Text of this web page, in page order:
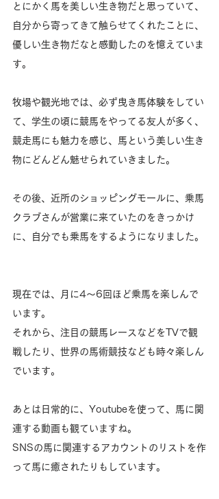
とにかく馬を美しい生き物だと思っていて、
自分から寄ってきて触らせてくれたことに、
優しい生き物だなと感動したのを憶えていま
す。
牧場や観光地では、必ず曳き馬体験をしてい
て、学生の頃に競馬をやってる友人が多く、
競走馬にも魅力を感じ、馬という美しい生き
物にどんどん魅せられていきました。
その後、近所のショッピングモールに、乗馬
クラブさんが営業に来ていたのをきっかけ
に、自分でも乗馬をするようになりました。
現在では、月に4～6回ほど乗馬を楽しんで
います。
それから、注目の競馬レースなどをTVで観
戦したり、世界の馬術競技なども時々楽しん
でいます。
あとは日常的に、Youtubeを使って、馬に関
連する動画も観ていますね。
SNSの馬に関連するアカウントのリストを作
って馬に癒されたりもしています。